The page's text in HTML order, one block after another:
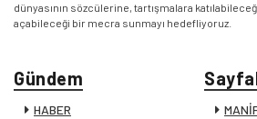
dünyasının sözcülerine, tartışmalara
açabileceği bir mecra sunmayı hedefliyoruz.
Gündem
HABER